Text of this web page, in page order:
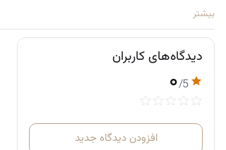
به صورتی که همه خدمات آن با هدف رضایت
کیفیت و قابلیت های این محصولات بهره مند شوید.
بیشتر
دیدگاه‌های کاربران
۰/5
افزودن دیدگاه جدید